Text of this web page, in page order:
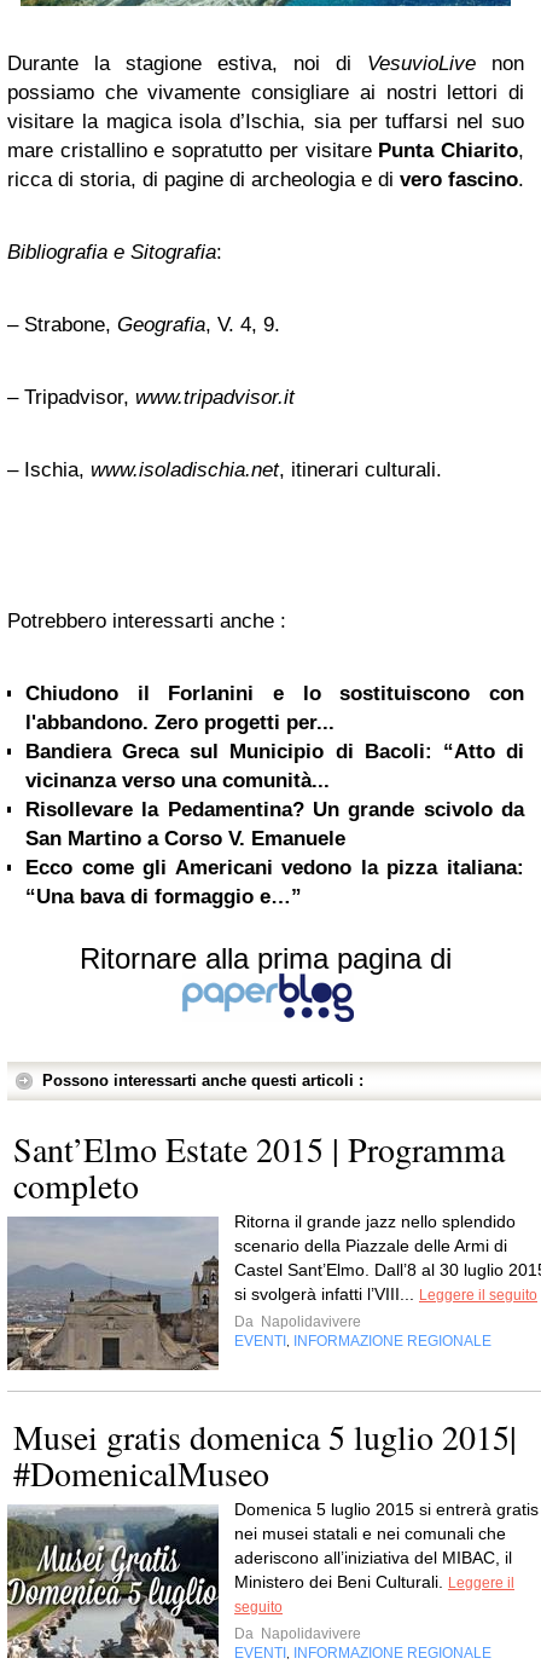
Durante la stagione estiva, noi di VesuvioLive non
possiamo che vivamente consigliare ai nostri lettori di
visitare la magica isola d’Ischia, sia per tuffarsi nel suo
mare cristallino e sopratutto per visitare Punta Chiarito,
ricca di storia, di pagine di archeologia e di vero fascino.
Bibliografia e Sitografia:
– Strabone, Geografia, V. 4, 9.
– Tripadvisor, www.tripadvisor.it
– Ischia, www.isoladischia.net, itinerari culturali.
Potrebbero interessarti anche :
Chiudono il Forlanini e lo sostituiscono con
l'abbandono. Zero progetti per...
Bandiera Greca sul Municipio di Bacoli: “Atto di
vicinanza verso una comunità...
Risollevare la Pedamentina? Un grande scivolo da
San Martino a Corso V. Emanuele
Ecco come gli Americani vedono la pizza italiana:
“Una bava di formaggio e…”
Ritornare alla prima pagina di
Possono interessarti anche questi articoli :
Sant’Elmo Estate 2015 | Programma
completo
Ritorna il grande jazz nello splendido
scenario della Piazzale delle Armi di
Castel Sant’Elmo. Dall’8 al 30 luglio
si svolgerà infatti l’VIII... Leggere il seguito
Da Napolidavivere
EVENTI , INFORMAZIONE REGIONALE
Musei gratis domenica 5 luglio 2015|
#DomenicalMuseo
Domenica 5 luglio 2015 si entrerà gratis
nei musei statali e nei comunali che
aderiscono all’iniziativa del MIBAC, il
Ministero dei Beni Culturali. Leggere il
seguito
Da Napolidavivere
EVENTI , INFORMAZIONE REGIONALE